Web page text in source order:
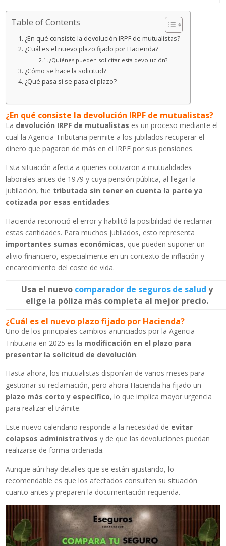
Table of Contents
¿En qué consiste la devolución IRPF de mutualistas?
¿Cuál es el nuevo plazo fijado por Hacienda?
¿Quiénes pueden solicitar esta devolución?
¿Cómo se hace la solicitud?
¿Qué pasa si se pasa el plazo?
¿En qué consiste la devolución IRPF de mutualistas?
La devolución IRPF de mutualistas es un proceso mediante el
cual la Agencia Tributaria permite a los jubilados recuperar el
dinero que pagaron de más en el IRPF por sus pensiones.
Esta situación afecta a quienes cotizaron a mutualidades
laborales antes de 1979 y cuya pensión pública, al llegar la
jubilación, fue tributada sin tener en cuenta la parte ya
cotizada por esas entidades.
Hacienda reconoció el error y habilitó la posibilidad de reclamar
estas cantidades. Para muchos jubilados, esto representa
importantes sumas económicas, que pueden suponer un
alivio financiero, especialmente en un contexto de inflación y
encarecimiento del coste de vida.
Usa el nuevo comparador de seguros de salud y
elige la póliza más completa al mejor precio.
¿Cuál es el nuevo plazo fijado por Hacienda?
Uno de los principales cambios anunciados por la Agencia
Tributaria en 2025 es la modificación en el plazo para
presentar la solicitud de devolución.
Hasta ahora, los mutualistas disponían de varios meses para
gestionar su reclamación, pero ahora Hacienda ha fijado un
plazo más corto y específico, lo que implica mayor urgencia
para realizar el trámite.
Este nuevo calendario responde a la necesidad de evitar
colapsos administrativos y de que las devoluciones puedan
realizarse de forma ordenada.
Aunque aún hay detalles que se están ajustando, lo
recomendable es que los afectados consulten su situación
cuanto antes y preparen la documentación requerida.